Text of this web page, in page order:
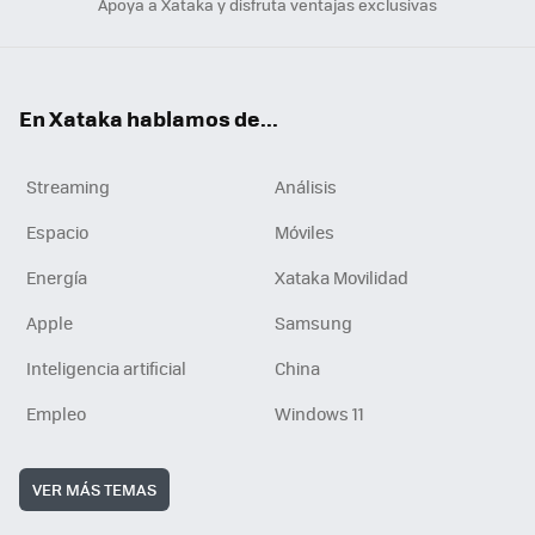
En Xataka hablamos de...
Streaming
Análisis
Espacio
Móviles
Energía
Xataka Movilidad
Apple
Samsung
Inteligencia artificial
China
Empleo
Windows 11
VER MÁS TEMAS